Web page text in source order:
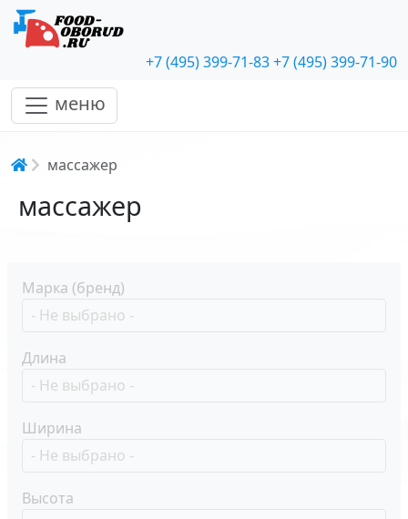
+7 (495) 399-71-83+7 (495) 399-71-90
меню
Строка навигации
массажер
массажер
Марка (бренд)
Длина
Ширина
Высота